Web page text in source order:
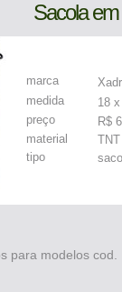
Sacola
marca
medida
18
preço
R$
material
TNT
tipo
para modelos